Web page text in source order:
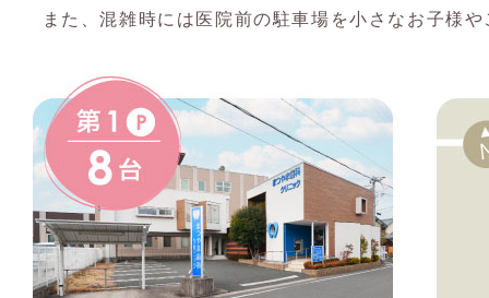
また、混雑時には医院前の駐車場を小さなお子様